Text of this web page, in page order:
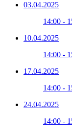
03.04.2025
14:00 -
10.04.2025
14:00 -
17.04.2025
14:00 -
24.04.2025
14:00 -